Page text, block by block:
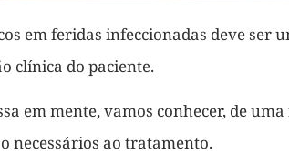
em feridas infeccionadas deve ser
clínica do paciente.
em mente, vamos conhecer, de
necessários ao tratamento.